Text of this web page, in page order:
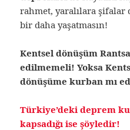
rahmet, yaralılara şifalar
bir daha yaşatmasın!
Kentsel dönüşüm
edilmemeli! Yoksa
dönüşüme kurban mı
Türkiye’deki deprem
kapsadığı ise şöyledir!